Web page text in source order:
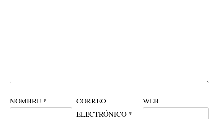
NOMBRE *
CORREO
ELECTRÓNICO *
WEB